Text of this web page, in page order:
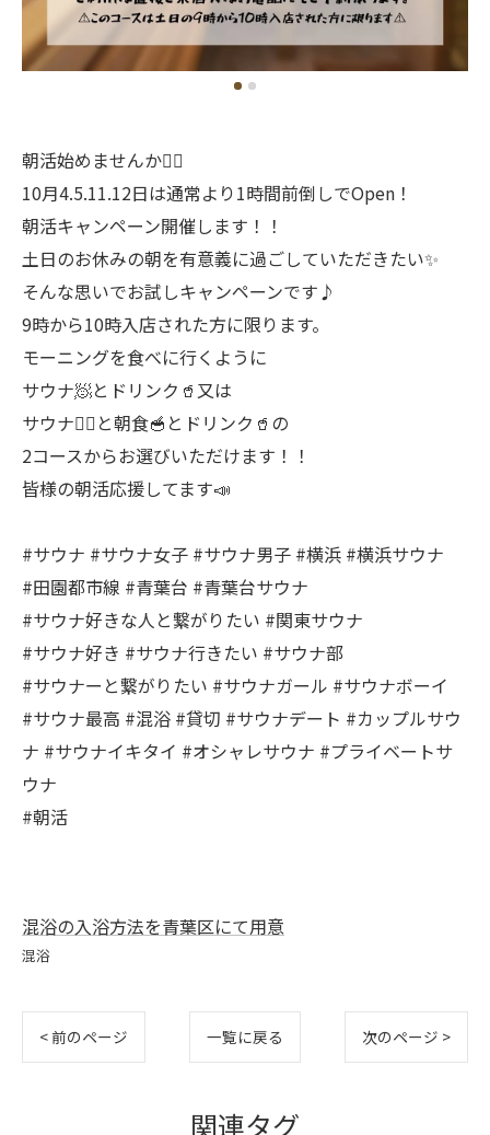
朝活始めませんか🧖‍♀️
10月4.5.11.12日は通常より1時間前倒しでOpen！
朝活キャンペーン開催します！！
土日のお休みの朝を有意義に過ごしていただきたい✨
そんな思いでお試しキャンペーンです♪
9時から10時入店された方に限ります。
モーニングを食べに行くように
サウナ🧖とドリンク🥤又は
サウナ🧖‍♂️と朝食🥣とドリンク🥤の
2コースからお選びいただけます！！
皆様の朝活応援してます📣
#サウナ #サウナ女子 #サウナ男子 #横浜 #横浜サウナ
#田園都市線 #青葉台 #青葉台サウナ
#サウナ好きな人と繋がりたい #関東サウナ
#サウナ好き #サウナ行きたい #サウナ部
#サウナーと繋がりたい #サウナガール #サウナボーイ
#サウナ最高 #混浴 #貸切 #サウナデート #カップルサウ
ナ #サウナイキタイ #オシャレサウナ #プライベートサ
ウナ
#朝活
混浴の入浴方法を青葉区にて用意
混浴
< 前のページ 一覧に戻る 次のページ >
関連タグ